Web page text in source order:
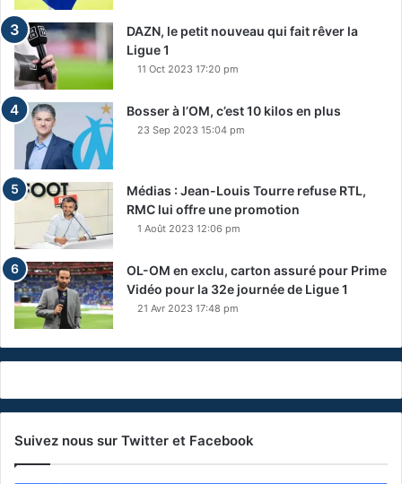
DAZN, le petit nouveau qui fait rêver la
Ligue 1
11 Oct 2023 17:20 pm
Bosser à l’OM, c’est 10 kilos en plus
23 Sep 2023 15:04 pm
Médias : Jean-Louis Tourre refuse RTL,
RMC lui offre une promotion
1 Août 2023 12:06 pm
OL-OM en exclu, carton assuré pour Prime
Vidéo pour la 32e journée de Ligue 1
21 Avr 2023 17:48 pm
Suivez nous sur Twitter et Facebook